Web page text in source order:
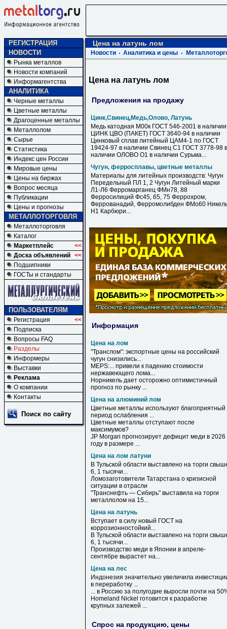
РЕГИСТРАЦИЯ
НОВОСТИ
Рынка металлов
Новости компаний
Информагентства
АНАЛИТИКА
Черные металлы
Цветные металлы
Драгоценные металлы
Металлолом
Сырье
Статистика
Индекс цен России
Мировые цены
Цены на биржах
Вопрос месяца
Публикации
Цены и прогнозы
МЕТАЛЛОТОРГОВЛЯ
Металлоторговля
Каталог
Маркетплейс
<<
Доска объявлений <<
Подшипники
ГОСТы и стандарты
ПОЛЬЗОВАТЕЛЯМ
Регистрация
<<
Подписка
Вопросы FAQ
Разделы
Информеры
Выставки
Реклама
О компании
Контакты
Поиск по сайту
Цена на латунь лом
Новости Аналитика и цены
Цена на латунь лом
Предложения на продажу
Цинк,Свинец,Медь,Олово, Латунь
Медь катодная М00к ГОСТ 546-2001 в наличии
ЦИНК ЦВО (ПАКЕТ) ГОСТ 3640-94 в наличии
Цинковый сплав литейный ЦАМ4-1 по ГОСТ
19424-97 в наличии Свинец С1 ГОСТ 3778-98 в
наличии ОЛОВО О1 в наличии Сурьма...
Чугун, ферросплавы, цветные металлы
Материалы для литейных производств: Чугун
Передельный ПЛ 1, 2 Чугун Литейный марки
Л1-Л6 Ферромарганец ФМн78, 88
Ферросилиций Фс45, 65, 75 Феррохром,
Феррованадий, Ферромолибден ФМо60
Н1 Карбюри...
Информация
Цена на лом
"Транслом": экспортные цены на российский
чугун снизились...
MEPS:... привели к падению стоимости
нержавеющего лома...
Норникель дает осторожно оптимистичный
прогноз по рынку ...
Цена на алюминий лом
Цветные металлы используют благоприятный
период ослабления ...
Цветные металлы отступают после
максимумов?
JP Morgan прогнозирует дефицит меди в 2026
году в размере ...
Цена на лом латуни
В Тульской области выставлено на торги
6, 1 тысячи...
Ломозаготовители Татарстана о кризисной
ситуации в отрасли
"Транснефть — Сибирь" выставила на торги
металлолом на 15...
Цена на латунь
Вступает в силу новый ГОСТ на
коррозионностойкий...
В Тульской области выставлено на торги
6, 1 тысячи...
Производство меди в Японии в апреле-
сентябре вырастет на...
Цена на лес
Индонезия значительно увеличила
в переработку ...
... в Россию за полугодие выросли почти на
Homeland Nickel готовится к разработке
крупных залежей ...
Спрос на продукцию, цены